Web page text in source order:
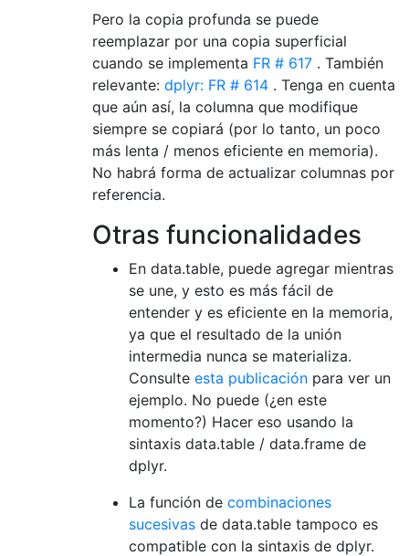
Pero la copia profunda se puede
reemplazar por una copia superficial
cuando se implementa FR # 617 . También
relevante: dplyr: FR # 614 . Tenga en cuenta
que aún así, la columna que modifique
siempre se copiará (por lo tanto, un poco
más lenta / menos eficiente en memoria).
No habrá forma de actualizar columnas por
referencia.
Otras funcionalidades
En data.table, puede agregar mientras
se une, y esto es más fácil de
entender y es eficiente en la memoria,
ya que el resultado de la unión
intermedia nunca se materializa.
Consulte esta publicación para ver un
ejemplo. No puede (¿en este
momento?) Hacer eso usando la
sintaxis data.table / data.frame de
dplyr.
La función de combinaciones
sucesivas de data.table tampoco es
compatible con la sintaxis de dplyr.